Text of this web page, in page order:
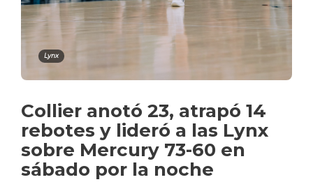
Lynx
Collier anotó 23, atrapó 14
rebotes y lideró a las Lynx
sobre Mercury 73-60 en
sábado por la noche